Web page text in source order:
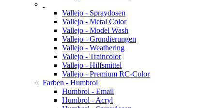
Vallejo - Spraydosen
Vallejo - Metal Color
Vallejo - Model Wash
Vallejo - Grundierungen
Vallejo - Weathering
Vallejo - Traincolor
Vallejo - Hilfsmittel
Vallejo - Premium RC-Color
Farben - Humbrol
Humbrol - Email
Humbrol - Acryl